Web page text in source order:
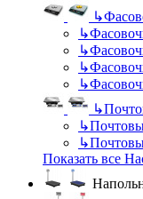
↳
↳
↳
↳
↳
↳
↳
↳
Показать все